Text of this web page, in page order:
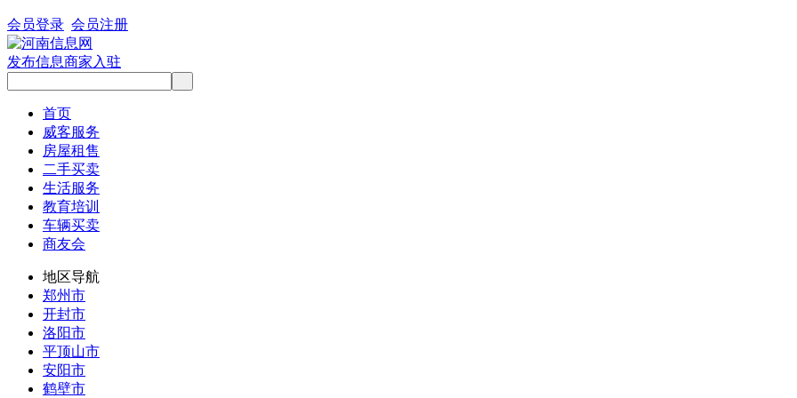
会员登录 会员注册
发布信息商家入驻
首页
威客服务
房屋租售
二手买卖
生活服务
教育培训
车辆买卖
商友会
地区导航
郑州市
开封市
洛阳市
平顶山市
安阳市
鹤壁市